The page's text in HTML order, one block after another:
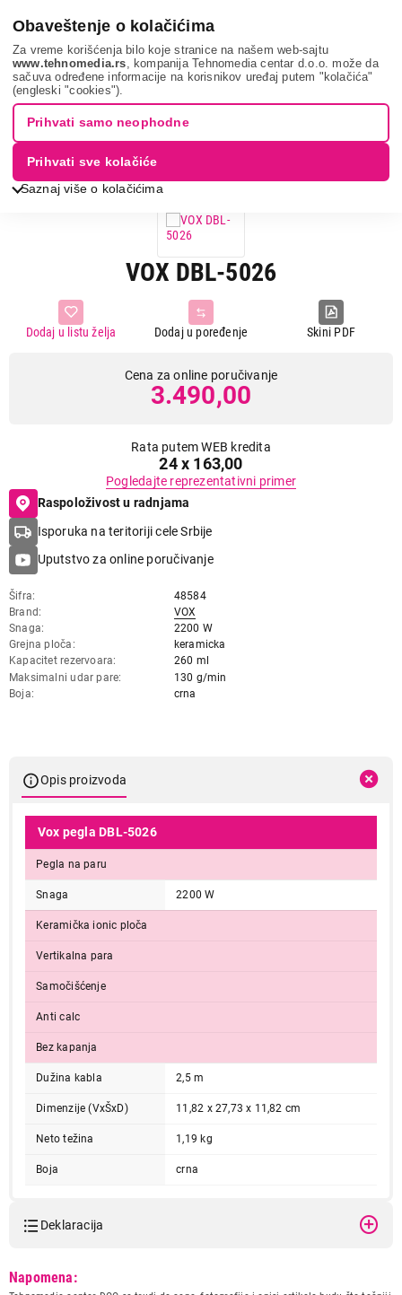
Obaveštenje o kolačićima
Za vreme korišćenja bilo koje stranice na našem web-sajtu
www.tehnomedia.rs , kompanija Tehnomedia centar d.o.o. može da
sačuva određene informacije na korisnikov uređaj putem "kolačića"
(engleski "cookies").
Saznaj više o kolačićima
Prihvati samo neophodne
Prihvati sve kolačiće
Mali kućni aparati Pegle Klasične pegle na paru
Vox dbl-
5026...
VOX DBL-5026
Skini PDF
Dodaj u poređenje
Dodaj u listu želja
Cena za online poručivanje
3.490,00
Rata putem WEB kredita
24 x 163,00
Pogledajte reprezentativni primer
Raspoloživost u radnjama
Isporuka na teritoriji cele Srbije
Uputstvo za online poručivanje
Šifra
48584
Brand
VOX
Snaga
2200 W
Grejna ploča
keramicka
Kapacitet rezervoara
260 ml
Maksimalni udar pare
130 g/min
Boja
crna
Opis proizvoda
Vox pegla DBL-5026
Pegla na paru
Snaga 2200 W
Keramička ionic ploča
Vertikalna para
Samočišćenje
Anti calc
Bez kapanja
Dužina kabla 2,5 m
Dimenzije (VxŠxD) 11,82 x 27,73 x 11,82 cm
Neto težina 1,19 kg
Boja crna
Deklaracija
Naziv i vrsta robe:
PEGLA
Napomena: